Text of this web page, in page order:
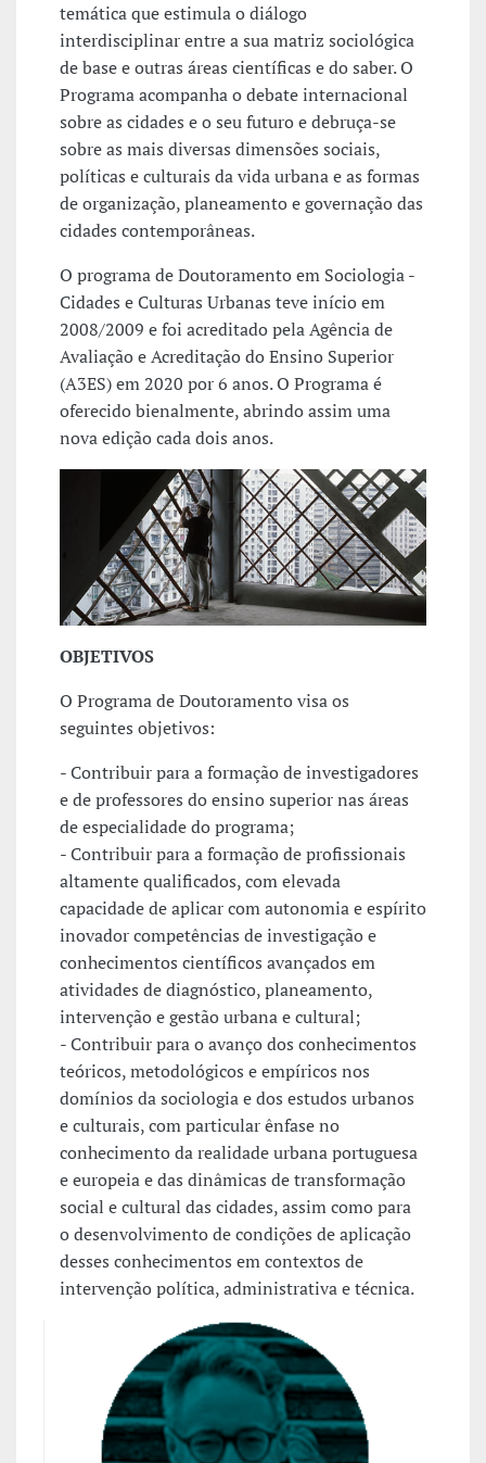
temática que estimula o diálogo
interdisciplinar entre a sua matriz sociológica
de base e outras áreas científicas e do saber. O
Programa acompanha o debate internacional
sobre as cidades e o seu futuro e debruça-se
sobre as mais diversas dimensões sociais,
políticas e culturais da vida urbana e as formas
de organização, planeamento e governação das
cidades contemporâneas.
O programa de Doutoramento em Sociologia -
Cidades e Culturas Urbanas teve início em
2008/2009 e foi acreditado pela Agência de
Avaliação e Acreditação do Ensino Superior
(A3ES) em 2020 por 6 anos. O Programa é
oferecido bienalmente, abrindo assim uma
nova edição cada dois anos.
OBJETIVOS
O Programa de Doutoramento visa os
seguintes objetivos:
- Contribuir para a formação de investigadores
e de professores do ensino superior nas áreas
de especialidade do programa;
- Contribuir para a formação de profissionais
altamente qualificados, com elevada
capacidade de aplicar com autonomia e espírito
inovador competências de investigação e
conhecimentos científicos avançados em
atividades de diagnóstico, planeamento,
intervenção e gestão urbana e cultural;
- Contribuir para o avanço dos conhecimentos
teóricos, metodológicos e empíricos nos
domínios da sociologia e dos estudos urbanos
e culturais, com particular ênfase no
conhecimento da realidade urbana portuguesa
e europeia e das dinâmicas de transformação
social e cultural das cidades, assim como para
o desenvolvimento de condições de aplicação
desses conhecimentos em contextos de
intervenção política, administrativa e técnica.